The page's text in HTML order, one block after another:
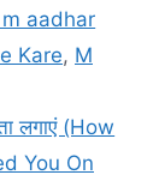
aadhar
Kare, M
लगाएं (How
You On